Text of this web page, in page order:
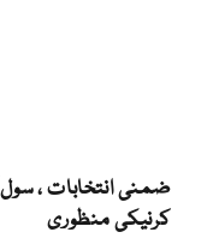
ضمنی انتخابات ،
کرنیکی منظوری